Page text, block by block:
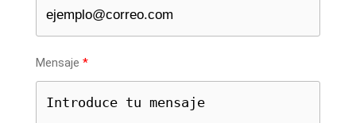
Mensaje